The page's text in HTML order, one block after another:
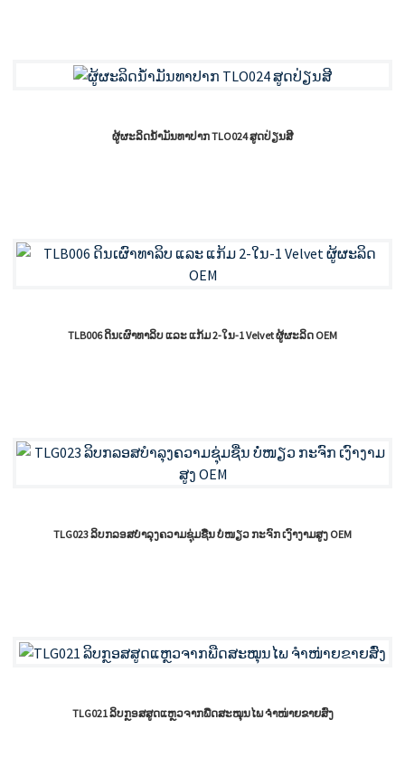
ຜູ້ຜະລິດນ້ຳມັນທາປາກ TLO024 ສູດປ່ຽນສີ
TLB006 ດິນເຜົາທາລິບ ແລະ ແກ້ມ 2-ໃນ-1 Velvet ຜູ້ຜະລິດ OEM
TLG023 ລິບກລອສບຳລຸງຄວາມຊຸ່ມຊື່ນ ບໍ່ໜຽວ ກະຈົກ ເງົາງາມສູງ OEM
TLG021 ລິບກຼອສສູດແຫຼວຈາກພືດສະໝຸນໄພ ຈຳໜ່າຍຂາຍສົ່ງ